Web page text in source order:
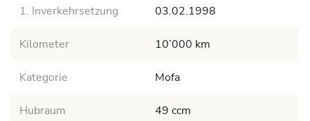
1. Inverkehrsetzung 03.02.1998
Kilometer 10’000 km
Kategorie Mofa
Hubraum 49 ccm